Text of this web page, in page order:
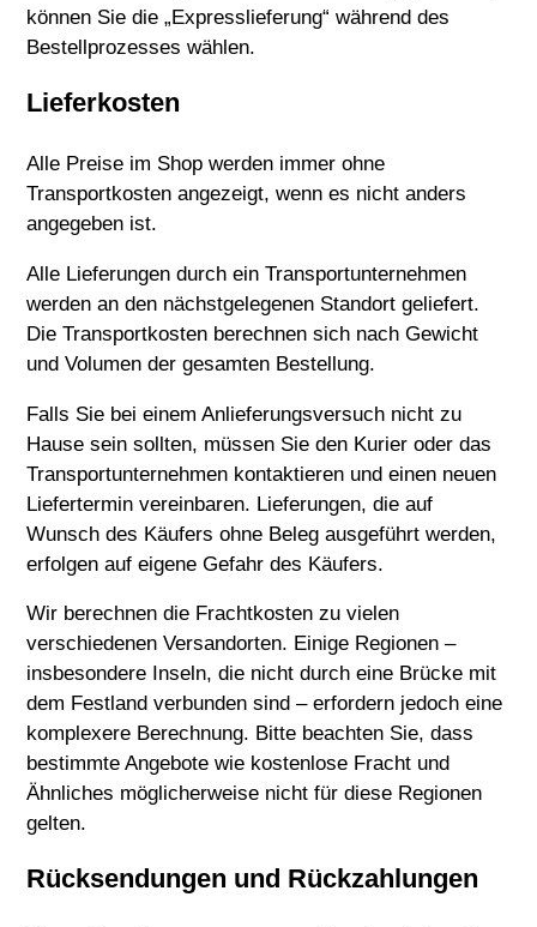
können Sie die „Expresslieferung“ während des
Bestellprozesses wählen.
Lieferkosten
Alle Preise im Shop werden immer ohne
Transportkosten angezeigt, wenn es nicht anders
angegeben ist.
Alle Lieferungen durch ein Transportunternehmen
werden an den nächstgelegenen Standort geliefert.
Die Transportkosten berechnen sich nach Gewicht
und Volumen der gesamten Bestellung.
Falls Sie bei einem Anlieferungsversuch nicht zu
Hause sein sollten, müssen Sie den Kurier oder das
Transportunternehmen kontaktieren und einen neuen
Liefertermin vereinbaren. Lieferungen, die auf
Wunsch des Käufers ohne Beleg ausgeführt werden,
erfolgen auf eigene Gefahr des Käufers.
Wir berechnen die Frachtkosten zu vielen
verschiedenen Versandorten. Einige Regionen –
insbesondere Inseln, die nicht durch eine Brücke mit
dem Festland verbunden sind – erfordern jedoch eine
komplexere Berechnung. Bitte beachten Sie, dass
bestimmte Angebote wie kostenlose Fracht und
Ähnliches möglicherweise nicht für diese Regionen
gelten.
Rücksendungen und Rückzahlungen